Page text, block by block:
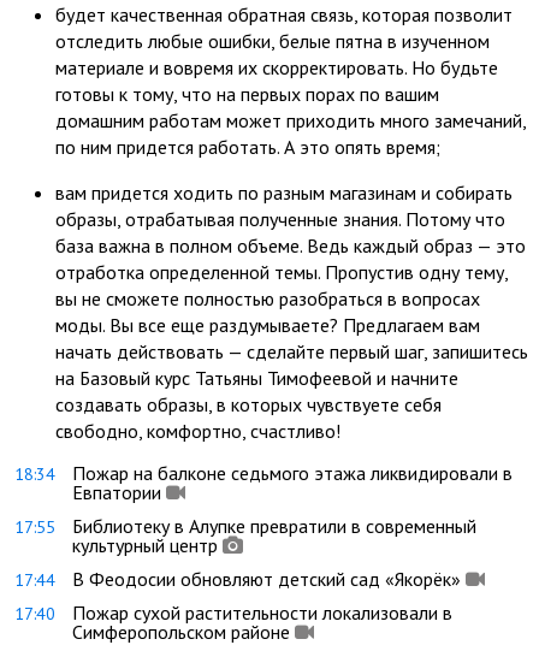
будет качественная обратная связь, которая позволит
отследить любые ошибки, белые пятна в изученном
материале и вовремя их скорректировать. Но будьте
готовы к тому, что на первых порах по вашим
домашним работам может приходить много замечаний,
по ним придется работать. А это опять время;
вам придется ходить по разным магазинам и собирать
образы, отрабатывая полученные знания. Потому что
база важна в полном объеме. Ведь каждый образ — это
отработка определенной темы. Пропустив одну тему,
вы не сможете полностью разобраться в вопросах
моды. Вы все еще раздумываете? Предлагаем вам
начать действовать — сделайте первый шаг, запишитесь
на Базовый курс Татьяны Тимофеевой и начните
создавать образы, в которых чувствуете себя
свободно, комфортно, счастливо!
18:34
Пожар на балконе седьмого этажа ликвидировали в
Евпатории
17:55
Библиотеку в Алупке превратили в современный
культурный центр
17:44 В Феодосии обновляют детский сад «Якорёк»
17:40
Пожар сухой растительности локализовали в
Симферопольском районе